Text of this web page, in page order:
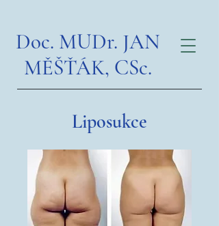
Doc. MUDr. JAN
MĚŠŤÁK, CSc.
Liposukce